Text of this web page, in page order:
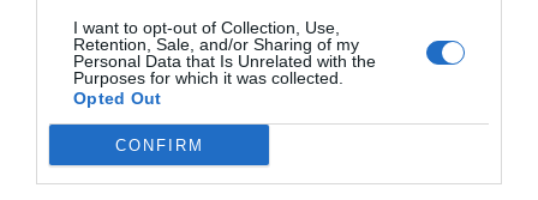
I want to opt-out of Collection, Use,
Retention, Sale, and/or Sharing of my
Personal Data that Is Unrelated with the
Purposes for which it was collected.
Opted Out
CONFIRM
grans problemes estructurals que tenim. Calen
actuacions urgents amb respostes innovadores i
coordinades. Això afecta per descomptat a les
persones que no tenen el perfil que les empreses
demanden; i també al sector educatiu, que ha de
revisar i actualitzar la seva oferta de formació, a